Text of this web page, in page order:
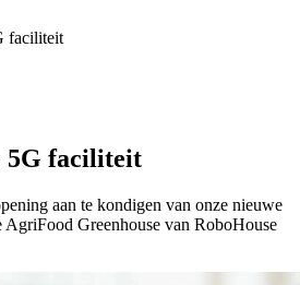
faciliteit
5G faciliteit
aan te kondigen van onze nieuwe
Greenhouse van RoboHouse